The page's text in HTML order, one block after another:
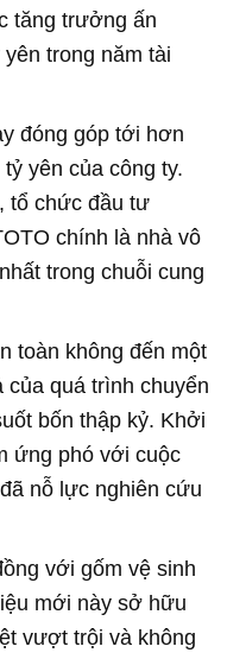
tăng trưởng ấn
trong năm tài
đóng góp tới hơn
yên của công ty.
tổ chức đầu tư
chính là nhà vô
trong chuỗi cung
toàn không đến một
của quá trình chuyển
bốn thập kỷ. Khởi
ứng phó với cuộc
nỗ lực nghiên cứu
với gốm vệ sinh
mới này sở hữu
vượt trội và không